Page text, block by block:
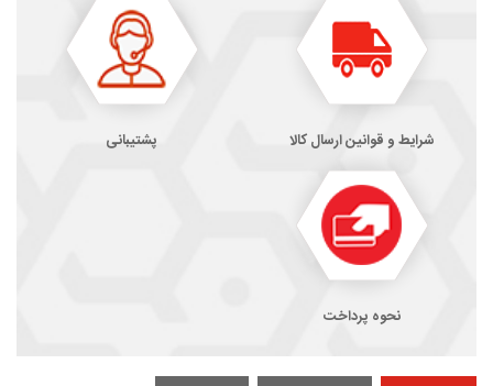
شرایط و قوانین ارسال کالا پشتیبانی
نحوه پرداخت